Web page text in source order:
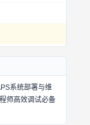
系统部署与维
师高效调试必备